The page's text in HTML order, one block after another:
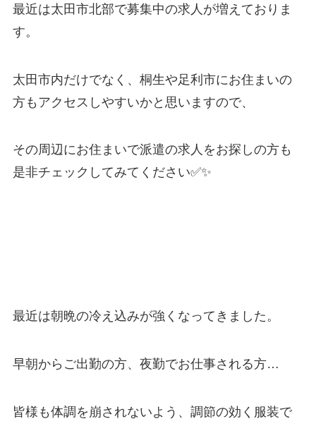
最近は太田市北部で募集中の求人が増えておりま
す。
太田市内だけでなく、桐生や足利市にお住まいの
方もアクセスしやすいかと思いますので、
その周辺にお住まいで派遣の求人をお探しの方も
是非チェックしてみてください✅✨
最近は朝晩の冷え込みが強くなってきました。
早朝からご出勤の方、夜勤でお仕事される方…
皆様も体調を崩されないよう、調節の効く服装で